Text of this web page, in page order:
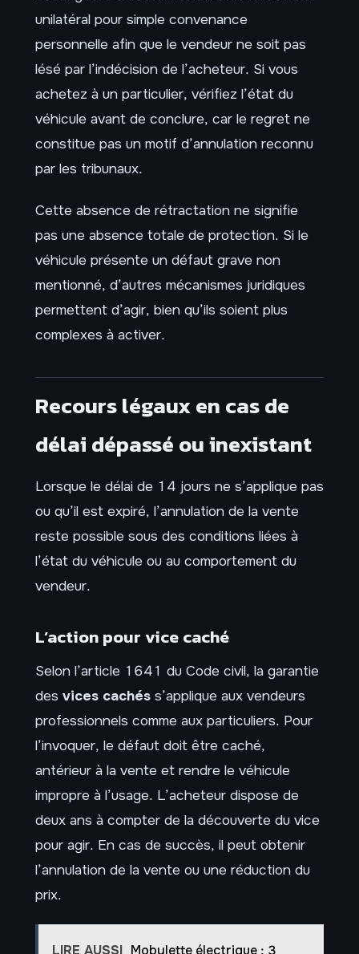
unilatéral pour simple convenance
personnelle afin que le vendeur ne soit pas
lésé par l’indécision de l’acheteur. Si vous
achetez à un particulier, vérifiez l’état du
véhicule avant de conclure, car le regret ne
constitue pas un motif d’annulation reconnu
par les tribunaux.
Cette absence de rétractation ne signifie
pas une absence totale de protection. Si le
véhicule présente un défaut grave non
mentionné, d’autres mécanismes juridiques
permettent d’agir, bien qu’ils soient plus
complexes à activer.
Recours légaux en cas de
délai dépassé ou inexistant
Lorsque le délai de 14 jours ne s’applique pas
ou qu’il est expiré, l’annulation de la vente
reste possible sous des conditions liées à
l’état du véhicule ou au comportement du
vendeur.
L’action pour vice caché
Selon l’article 1641 du Code civil, la garantie
des vices cachés s’applique aux vendeurs
professionnels comme aux particuliers. Pour
l’invoquer, le défaut doit être caché,
antérieur à la vente et rendre le véhicule
impropre à l’usage. L’acheteur dispose de
deux ans à compter de la découverte du vice
pour agir. En cas de succès, il peut obtenir
l’annulation de la vente ou une réduction du
prix.